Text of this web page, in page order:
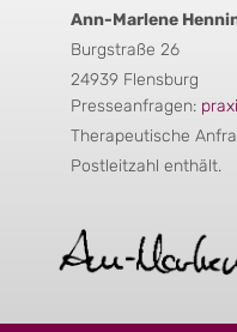
Ann-Marlene
Burgstraße 26
24939 Flensburg
Presseanfragen:
Therapeutische
Postleitzahl enthält.